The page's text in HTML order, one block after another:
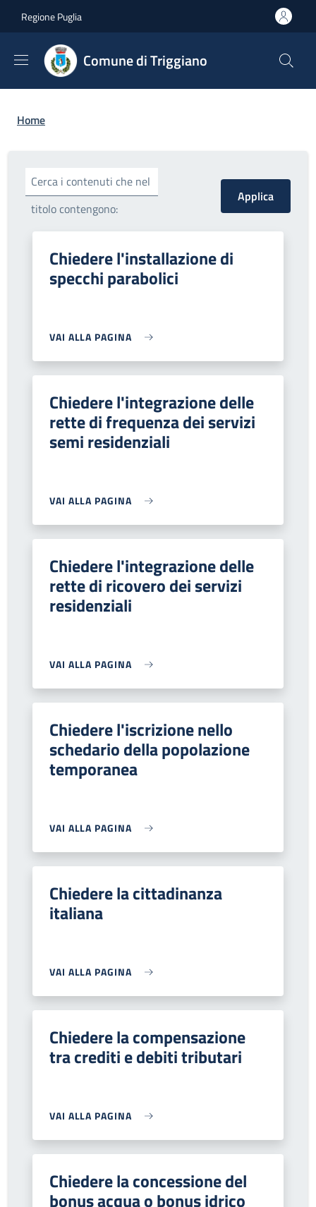
Regione Puglia
Comune di Triggiano
Briciole di pane
Home
Cerca i contenuti che nel
titolo contengono:
Chiedere l'installazione di
specchi parabolici
VAI ALLA PAGINA
Chiedere l'integrazione delle
rette di frequenza dei servizi
semi residenziali
VAI ALLA PAGINA
Chiedere l'integrazione delle
rette di ricovero dei servizi
residenziali
VAI ALLA PAGINA
Chiedere l'iscrizione nello
schedario della popolazione
temporanea
VAI ALLA PAGINA
Chiedere la cittadinanza
italiana
VAI ALLA PAGINA
Chiedere la compensazione
tra crediti e debiti tributari
VAI ALLA PAGINA
Chiedere la concessione del
bonus acqua o bonus idrico